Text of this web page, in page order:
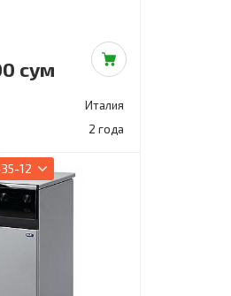
сум
Италия
2 года
12